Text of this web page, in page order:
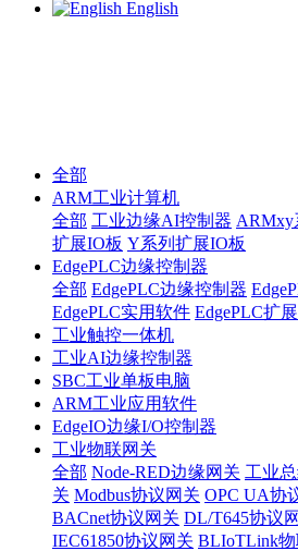
English
全部
ARM工业计算机
全部 工业边缘AI控制器 ARMxy
扩展IO板 Y系列扩展IO板
EdgePLC边缘控制器
全部 EdgePLC边缘控制器
EdgePLC实用软件 EdgePLC扩
工业触控一体机
工业AI边缘控制器
SBC工业单板电脑
ARM工业应用软件
EdgeIO边缘I/O控制器
工业物联网关
全部 Node-RED边缘网关 工业
关 Modbus协议网关 OPC UA协
BACnet协议网关 DL/T645协议
IEC61850协议网关 BLIoTLink